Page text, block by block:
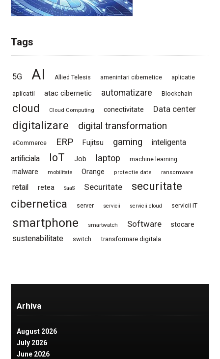
Tags
5G AI Allied Telesis amenintari cibernetice aplicatie
aplicatii atac cibernetic automatizare Blockchain
cloud Cloud Computing conectivitate Data center
digitalizare digital transformation
eCommerce ERP Fujitsu gaming
inteligenta
artificiala
IoT Job laptop machine learning
malware mobilitate Orange protectie date ransomware
retail retea SaaS Securitate
securitate
cibernetica
server servicii servicii cloud servicii IT
smartphone smartwatch Software stocare
sustenabilitate switch transformare digitala
Arhiva
August 2026
July 2026
June 2026